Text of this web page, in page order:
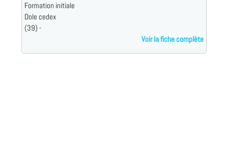
Formation initiale
Dole cedex
(39) -
Voir la fiche complète